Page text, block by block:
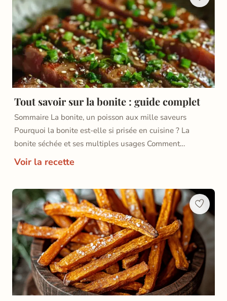
Tout savoir sur la bonite : guide complet
Sommaire La bonite, un poisson aux mille saveurs
Pourquoi la bonite est-elle si prisée en cuisine ? La
bonite séchée et ses multiples usages Comment…
Voir la recette